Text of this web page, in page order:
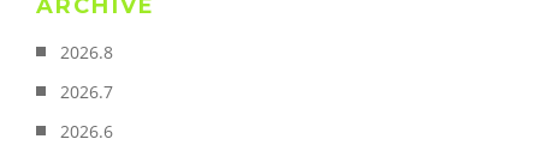
ARCHIVE
2026.8
2026.7
2026.6